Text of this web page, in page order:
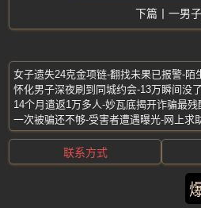
一男
怀化男子深夜刷到同城约会-13万瞬间没
一次被骗还不够-受害者遭遇曝光-网上求
联系方式